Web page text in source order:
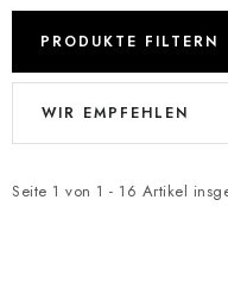
PRODUKTE FILTERN
L
t
Seite 1 von 1 - 16 Artikel
P
d
WIR EMPFEHLEN